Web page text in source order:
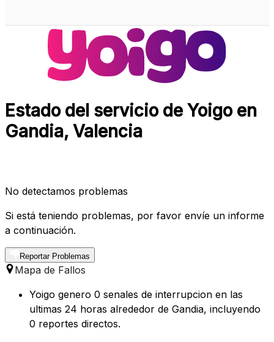
Estado del servicio de Yoigo en
Gandia, Valencia
No detectamos problemas
Si está teniendo problemas, por favor envíe un informe
a continuación.
Reportar Problemas
Mapa de Fallos
Yoigo genero 0 senales de interrupcion en las
ultimas 24 horas alrededor de Gandia, incluyendo
0 reportes directos.